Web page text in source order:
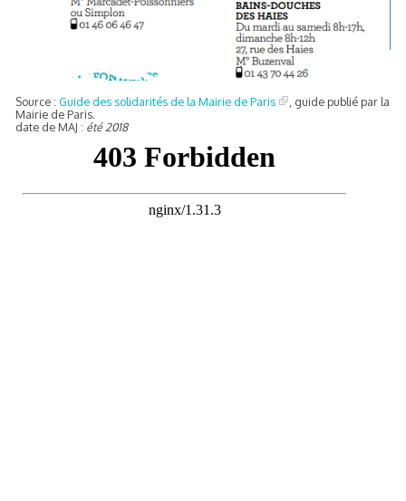
Source : Guide des solidarités de la Mairie de Paris
, guide publié par la
Mairie de Paris.
date de MAJ : été 2018